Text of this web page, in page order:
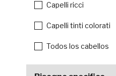
Capelli ricci
Capelli tinti colorati
Todos los cabellos